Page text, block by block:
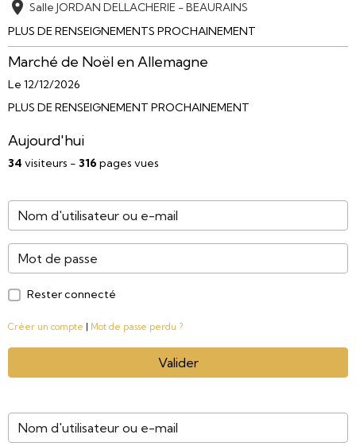
Salle JORDAN DELLACHERIE - BEAURAINS
PLUS DE RENSEIGNEMENTS PROCHAINEMENT
Marché de Noël en Allemagne
Le 12/12/2026
PLUS DE RENSEIGNEMENT PROCHAINEMENT
Aujourd'hui
34 visiteurs - 316 pages vues
Rester connecté
Créer un compte Mot de passe perdu ?
Valider